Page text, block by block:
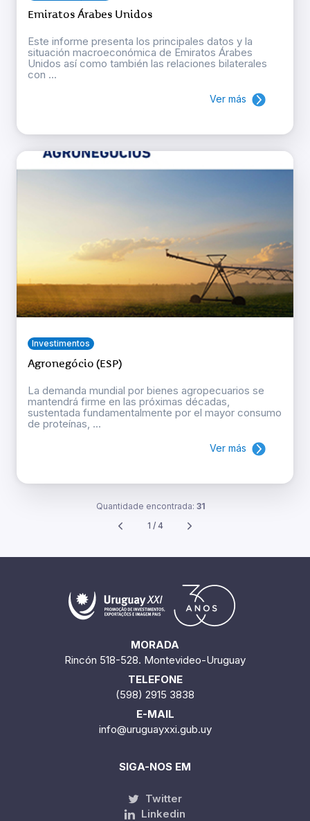
Emiratos Árabes Unidos
Este informe presenta los principales datos y la
situación macroeconómica de Emiratos Árabes
Unidos así como también las relaciones bilaterales
con ...
Ver más
Investimentos
Agronegócio (ESP)
La demanda mundial por bienes agropecuarios se
mantendrá firme en las próximas décadas,
sustentada fundamentalmente por el mayor consumo
de proteínas, ...
Ver más
Quantidade encontrada: 31
1 / 4
MORADA
Rincón 518-528. Montevideo-Uruguay
TELEFONE
(598) 2915 3838
E-MAIL
info@uruguayxxi.gub.uy
SIGA-NOS EM
Twitter
Linkedin